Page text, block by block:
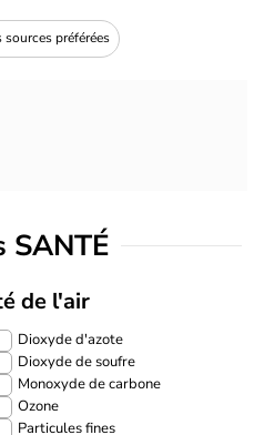
préférées
SANTÉ
de l'air
Dioxyde d'azote
Dioxyde de soufre
Monoxyde de carbone
Ozone
Particules fines